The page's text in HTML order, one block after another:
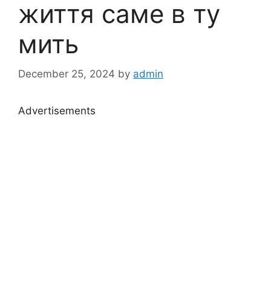
життя саме в ту
мить
December 25, 2024 by admin
Advertisements